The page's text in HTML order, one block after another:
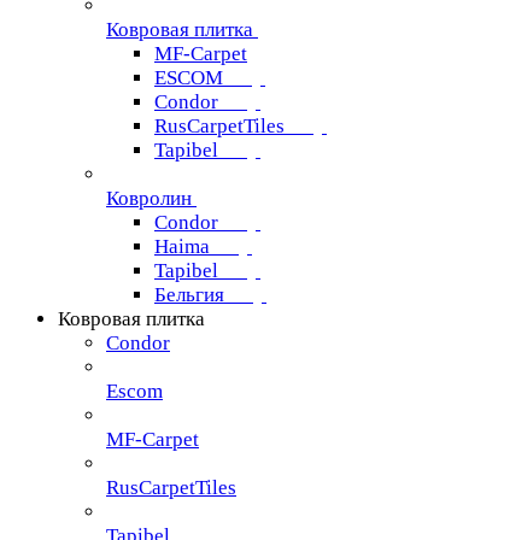
Ковровая плитка
MF-Carpet
ESCOM
Condor
RusCarpetTiles
Tapibel
Ковролин
Condor
Haima
Tapibel
Бельгия
Ковровая плитка
Condor
Escom
MF-Carpet
RusCarpetTiles